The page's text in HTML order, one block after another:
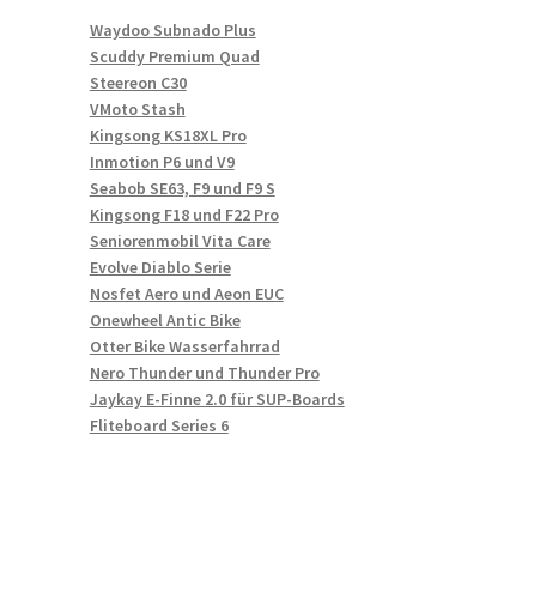
Waydoo Subnado Plus
Scuddy Premium Quad
Steereon C30
VMoto Stash
Kingsong KS18XL Pro
Inmotion P6 und V9
Seabob SE63, F9 und F9 S
Kingsong F18 und F22 Pro
Seniorenmobil Vita Care
Evolve Diablo Serie
Nosfet Aero und Aeon EUC
Onewheel Antic Bike
Otter Bike Wasserfahrrad
Nero Thunder und Thunder Pro
Jaykay E-Finne 2.0 für SUP-Boards
Fliteboard Series 6